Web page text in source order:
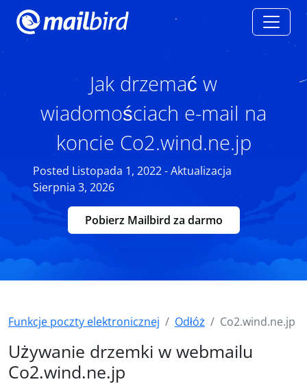
Jak drzemać w
wiadomościach e-mail na
koncie Co2.wind.ne.jp
Posted Listopada 1, 2022 - Aktualizacja
Sierpnia 3, 2026
Pobierz Mailbird za darmo
Funkcje poczty elektronicznej Odłóż Co2.wind.ne.jp
Używanie drzemki w webmailu
Co2.wind.ne.jp